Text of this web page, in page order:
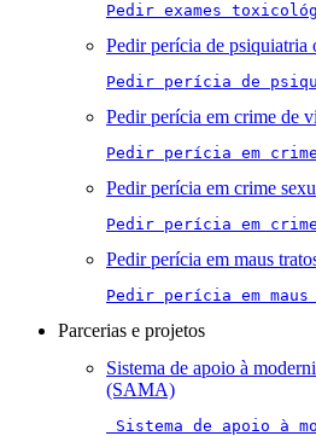
Pedir exames
Pedir perícia de psiquiatria
Pedir perícia de
Pedir perícia em crime de
Pedir perícia em
Pedir perícia em crime
Pedir perícia em
Pedir perícia em maus
Pedir perícia em
Parcerias e projetos
Sistema de apoio à
(SAMA)
Sistema de apoio à